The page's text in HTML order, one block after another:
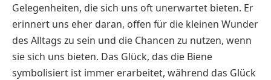
Gelegenheiten, die sich uns oft unerwartet bieten. Er
erinnert uns eher daran, offen für die kleinen Wunder
des Alltags zu sein und die Chancen zu nutzen, wenn
sie sich uns bieten. Das Glück, das die Biene
symbolisiert ist immer erarbeitet, während das Glück